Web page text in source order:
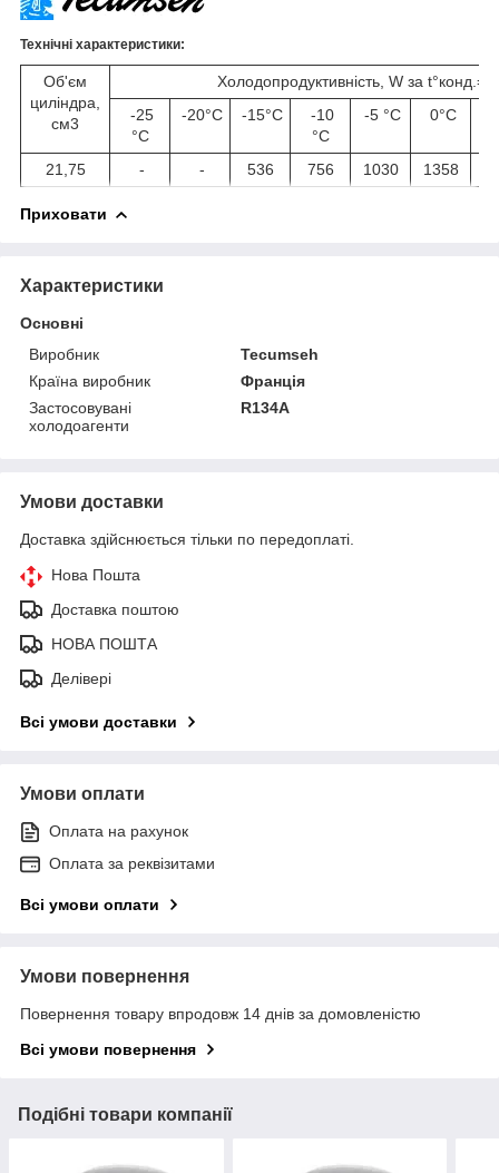
Технічні характеристики:
Об'єм
циліндра,
см3
Холодопродуктивність, W за t°конд. =
-25
°C
-20°С -15°С
-10
°C
-5 °C 0°С
21,75 - - 536 756 1030 1358
Приховати
Характеристики
Основні
Виробник
Tecumseh
Країна виробник
Франція
Застосовувані
холодоагенти
R134A
Умови доставки
Доставка здійснюється тільки по передоплаті.
Нова Пошта
Доставка поштою
НОВА ПОШТА
Делівері
Всі умови доставки
Умови оплати
Оплата на рахунок
Оплата за реквізитами
Всі умови оплати
Умови повернення
Повернення товару впродовж 14 днів за домовленістю
Всі умови повернення
Подібні товари компанії